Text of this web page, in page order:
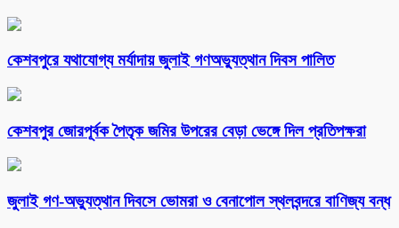
কেশবপুরে যথাযোগ্য মর্যাদায় জুলাই গণঅভ্যুত্থান দিবস পালিত
কেশবপুর জোরপূর্বক পৈতৃক জমির উপরের বেড়া ভেঙ্গে দিল প্রতিপক্ষরা
‎জুলাই গণ-অভ্যুত্থান দিবসে ভোমরা ও বেনাপোল স্থলবন্দরে বাণিজ্য বন্ধ